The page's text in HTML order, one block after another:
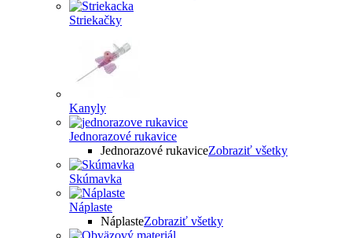
Striekačky
Kanyly
Jednorazové rukavice
Jednorazové rukaviceZobraziť všetky
Skúmavka
Náplaste
NáplasteZobraziť všetky